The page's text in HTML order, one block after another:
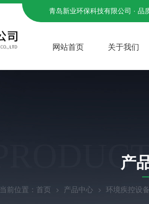
青岛新业环保科技有限公司 · 品
网站首页 关于我们
产
当前位置： 首页 产品中心 环境疾控设备